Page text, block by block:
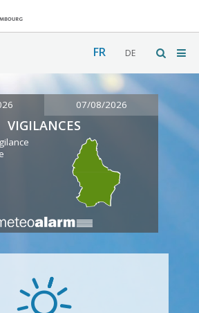
FR DE
07/08/2026
VIGILANCES